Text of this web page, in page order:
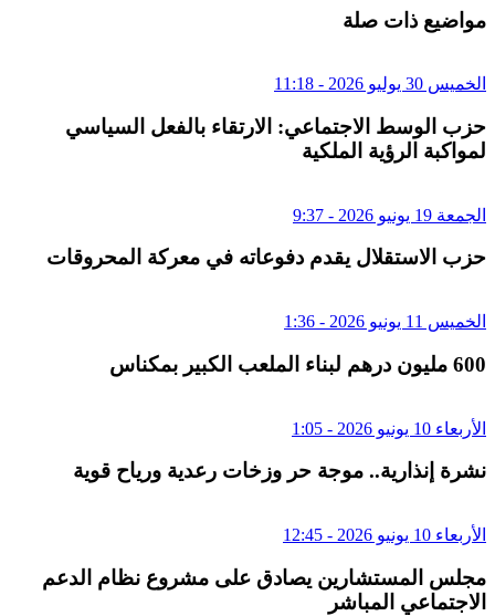
مواضيع ذات صلة
الخميس 30 يوليو 2026 - 11:18
حزب الوسط الاجتماعي: الارتقاء بالفعل السياسي
لمواكبة الرؤية الملكية
الجمعة 19 يونيو 2026 - 9:37
حزب الاستقلال يقدم دفوعاته في معركة المحروقات
الخميس 11 يونيو 2026 - 1:36
600 مليون درهم لبناء الملعب الكبير بمكناس
الأربعاء 10 يونيو 2026 - 1:05
نشرة إنذارية.. موجة حر وزخات رعدية ورياح قوية
الأربعاء 10 يونيو 2026 - 12:45
مجلس المستشارين يصادق على مشروع نظام الدعم
الاجتماعي المباشر